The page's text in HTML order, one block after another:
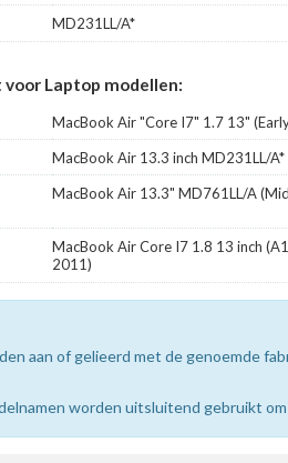
MD231LL/A*
Laptop modellen:
MacBook Air "Core I7" 1.7 13"
MacBook Air 13.3 inch MD231LL/A*
MacBook Air 13.3" MD761LL/A
MacBook Air Core I7 1.8 13 inch
2011)
aan of gelieerd met de genoemde
worden uitsluitend gebruikt